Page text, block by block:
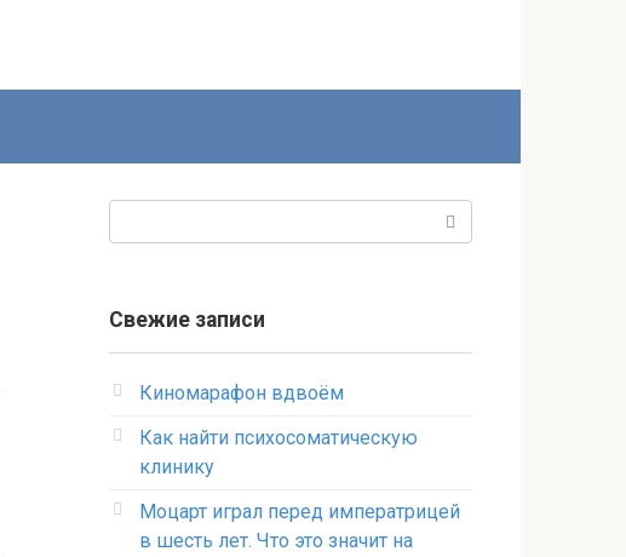
Свежие записи
Киномарафон вдвоём
Как найти психосоматическую
клинику
Моцарт играл перед императрицей
в шесть лет. Что это значит на